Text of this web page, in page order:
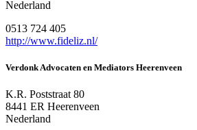
Nederland
0513 724 405
http://www.fideliz.nl/
Verdonk Advocaten en Mediators Heerenveen
K.R. Poststraat 80
8441 ER Heerenveen
Nederland